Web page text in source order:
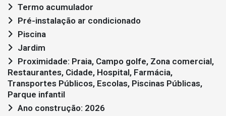
Termo acumulador
Pré-instalação ar condicionado
Piscina
Jardim
Restaurantes, Cidade, Hospital, Farmácia,
Transportes Públicos, Escolas, Piscinas Públicas,
Parque infantil
Ano construção: 2026